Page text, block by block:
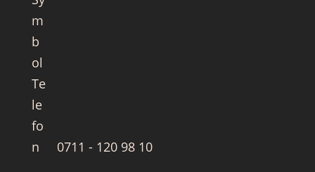
0711 - 120 98 10